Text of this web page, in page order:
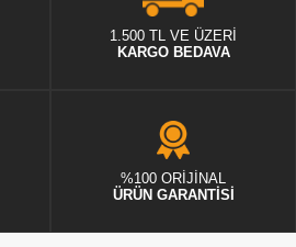
1.500 TL VE ÜZERİ
KARGO BEDAVA
%100 ORİJİNAL
ÜRÜN GARANTİSİ